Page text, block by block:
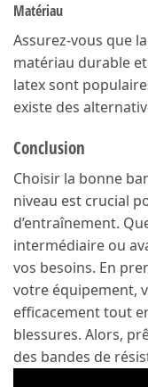
Matériau
Assurez-vous que
matériau durable
latex sont
existe des
Conclusion
Choisir la bonne
niveau est crucial
d’entraînement.
intermédiaire ou
vos besoins. En
votre équipement,
efficacement tout
blessures. Alors,
des bandes de